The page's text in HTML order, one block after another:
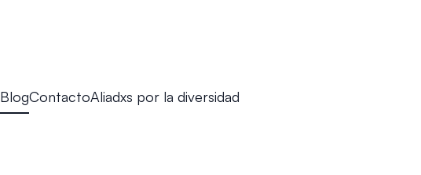
BlogContactoAliadxs por la diversidad